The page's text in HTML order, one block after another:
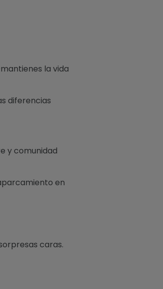
la vida
diferencias
y comunidad
en
caras.